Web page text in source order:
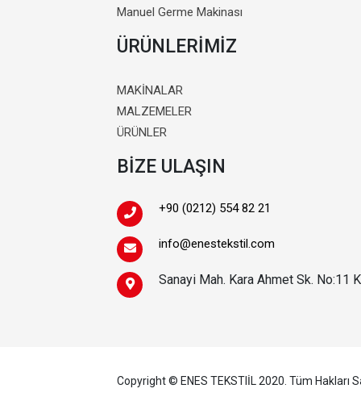
Manuel Germe Makinası
ÜRÜNLERİMİZ
MAKİNALAR
MALZEMELER
ÜRÜNLER
BİZE ULAŞIN
+90 (0212) 554 82 21
info@enestekstil.com
Sanayi Mah. Kara Ahmet Sk. No:11
Copyright © ENES TEKSTIİL 2020. Tüm Hakları